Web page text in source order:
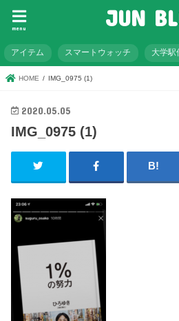
JUN
menu
アイテム スマートウォッチ 大学駅
HOME IMG_0975 (1)
2020.05.05
IMG_0975 (1)